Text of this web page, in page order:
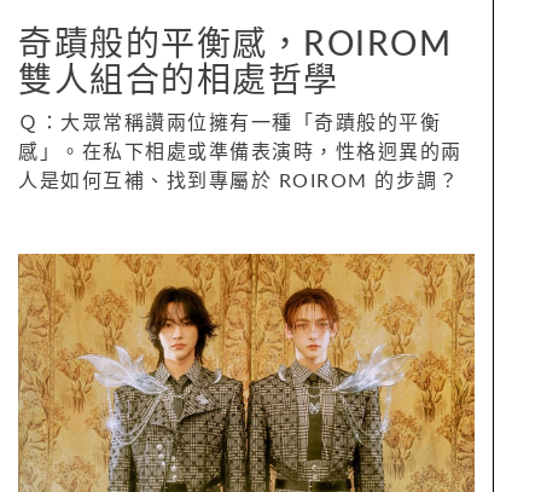
奇蹟般的平衡感，ROIROM
雙人組合的相處哲學
Ｑ：大眾常稱讚兩位擁有一種「奇蹟般的平衡
感」。在私下相處或準備表演時，性格迥異的兩
人是如何互補、找到專屬於 ROIROM 的步調？